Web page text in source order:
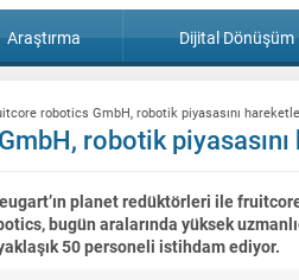
Araştırma Dijital Dönüşüm
robotics GmbH, robotik piyasasını
robotik
planet redüktörleri ile
bugün aralarında yüksek
50 personeli istihdam ediyor.